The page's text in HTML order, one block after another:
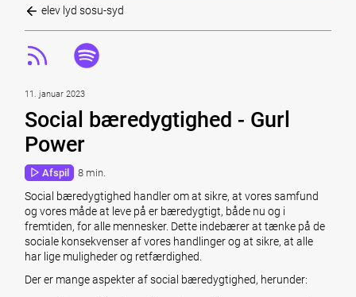
elev lyd sosu-syd
11. januar 2023
Social bæredygtighed - Gurl
Power
Afspil 8 min.
Social bæredygtighed handler om at sikre, at vores samfund
og vores måde at leve på er bæredygtigt, både nu og i
fremtiden, for alle mennesker. Dette indebærer at tænke på de
sociale konsekvenser af vores handlinger og at sikre, at alle
har lige muligheder og retfærdighed.
Der er mange aspekter af social bæredygtighed, herunder: